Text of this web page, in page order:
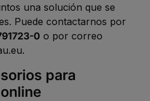
una solución que se
Puede contactarnos por
0 o por correo
.
para